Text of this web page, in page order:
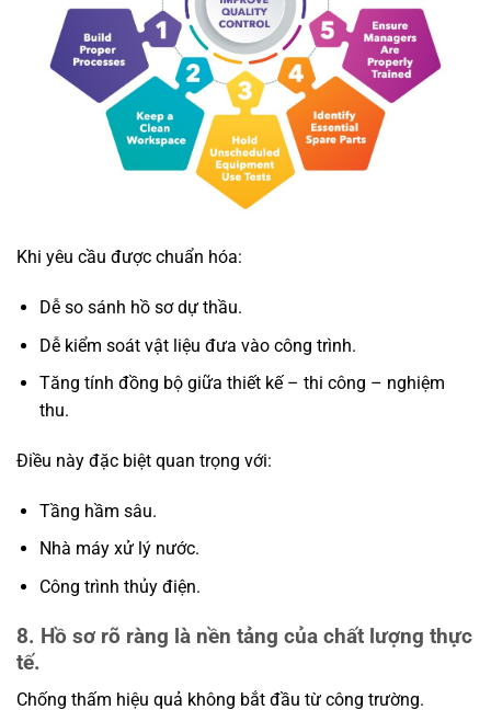
Khi yêu cầu được chuẩn hóa:
Dễ so sánh hồ sơ dự thầu.
Dễ kiểm soát vật liệu đưa vào công trình.
Tăng tính đồng bộ giữa thiết kế – thi công – nghiệm
thu.
Điều này đặc biệt quan trọng với:
Tầng hầm sâu.
Nhà máy xử lý nước.
Công trình thủy điện.
8. Hồ sơ rõ ràng là nền tảng của chất lượng thực
tế.
Chống thấm hiệu quả không bắt đầu từ công trường.